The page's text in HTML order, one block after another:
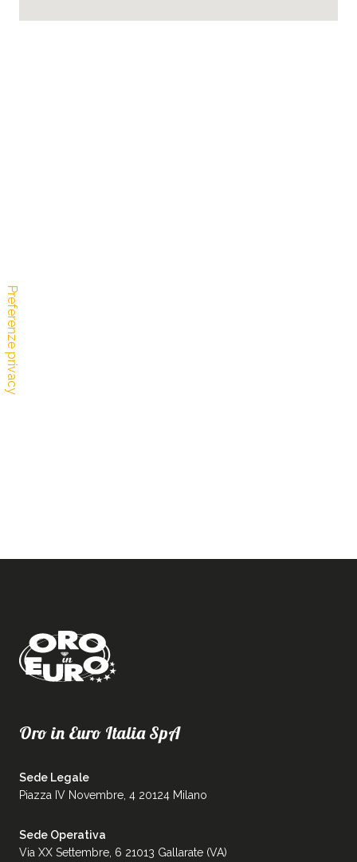
Oro in Euro Italia SpA
Sede Legale
Piazza IV Novembre, 4 20124 Milano
Sede Operativa
Via XX Settembre, 6 21013 Gallarate (VA)